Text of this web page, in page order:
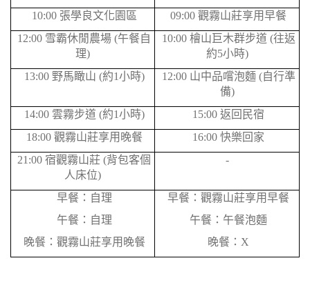
10:00 張學良文化園區
09:00 觀霧山莊享用早餐
12:00 雪霸休閒農場 (午餐自
理)
10:00 檜山巨木群步道 (往返
約5小時)
13:00 野馬瞰山 (約1小時)
12:00 山中品嚐泡麵 (自行準
備)
14:00 雲霧步道 (約1小時)
15:00 返回民宿
18:00 觀霧山莊享用晚餐
16:00 快樂回家
21:00 宿觀霧山莊 (背包客個
人床位)
-
早餐：自理
午餐：自理
晚餐：觀霧山莊享用晚餐
早餐：觀霧山莊享用早餐
午餐：午餐泡麵
晚餐：X